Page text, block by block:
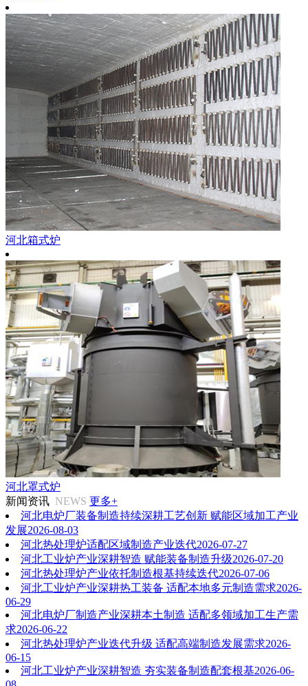
河北箱式炉
河北罩式炉
新闻资讯 NEWS 更多+
河北电炉厂装备制造持续深耕工艺创新 赋能区域加工产业
发展2026-08-03
河北热处理炉适配区域制造产业迭代2026-07-27
河北工业炉产业深耕智造 赋能装备制造升级2026-07-20
河北热处理炉产业依托制造根基持续迭代2026-07-06
河北工业炉产业深耕热工装备 适配本地多元制造需求2026-
06-29
河北电炉厂制造产业深耕本土制造 适配多领域加工生产需
求2026-06-22
河北热处理炉产业迭代升级 适配高端制造发展需求2026-
06-15
河北工业炉产业深耕智造 夯实装备制造配套根基2026-06-